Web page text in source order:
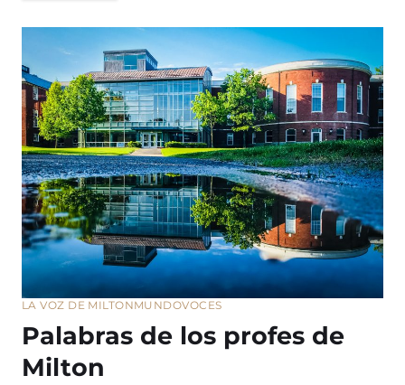
LA VOZ DE MILTONMUNDOVOCES
Palabras de los profes de
Milton